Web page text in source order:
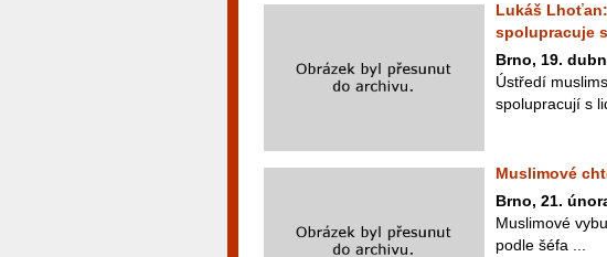
Lukáš
spolupracuje
Brno, 19.
Ústředí
spolupracují s
Muslimové
Brno, 21.
Muslimové
podle šéfa ...